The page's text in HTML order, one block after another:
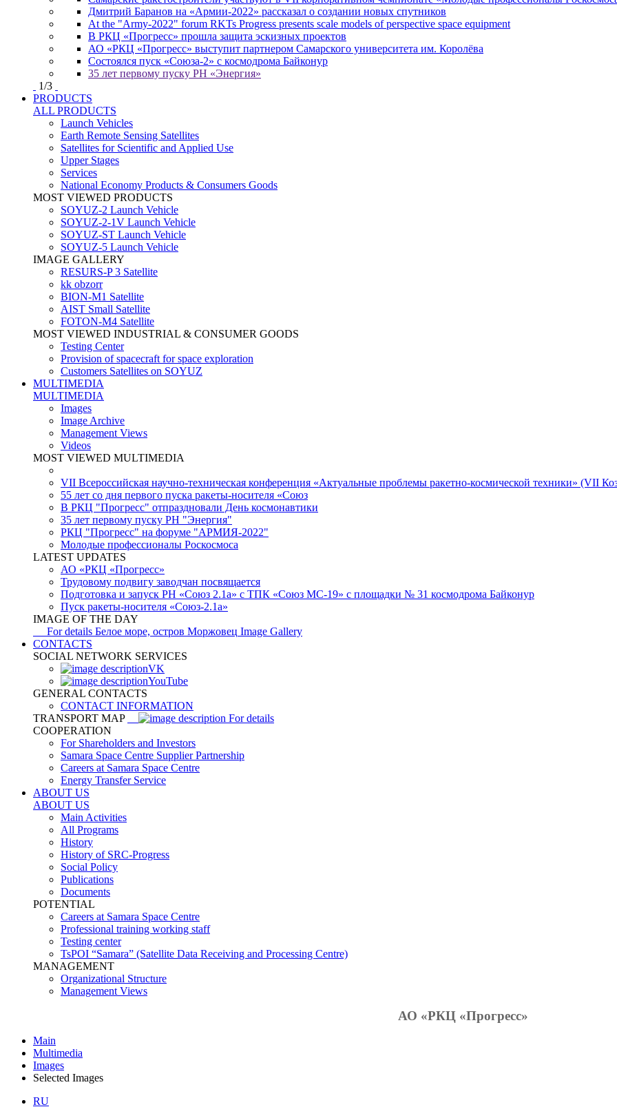
Дмитрий Баранов на «Армии-2022» рассказал о создании новых спутников
At the "Army-2022" forum RKTs Progress presents scale models of perspective space equipment
В РКЦ «Прогресс» прошла защита эскизных проектов
АО «РКЦ «Прогресс» выступит партнером Самарского университета им. Королёва
Состоялся пуск «Союза-2» с космодрома Байконур
35 лет первому пуску РН «Энергия»
1/3
PRODUCTS
ALL PRODUCTS
Launch Vehicles
Earth Remote Sensing Satellites
Satellites for Scientific and Applied Use
Upper Stages
Services
National Economy Products & Consumers Goods
MOST VIEWED PRODUCTS
SOYUZ-2 Launch Vehicle
SOYUZ-2-1V Launch Vehicle
SOYUZ-ST Launch Vehicle
SOYUZ-5 Launch Vehicle
IMAGE GALLERY
RESURS-P 3 Satellite
kk obzorr
BION-M1 Satellite
AIST Small Satellite
FOTON-M4 Satellite
MOST VIEWED INDUSTRIAL & CONSUMER GOODS
Testing Center
Provision of spacecraft for space exploration
Customers Satellites on SOYUZ
MULTIMEDIA
MULTIMEDIA
Images
Image Archive
Management Views
Videos
MOST VIEWED MULTIMEDIA
VII Всероссийская научно-техническая конференция «Актуальные проблемы ракетно-космической техники» (VII
55 лет со дня первого пуска ракеты-носителя «Союз
В РКЦ "Прогресс" отпраздновали День космонавтики
35 лет первому пуску РН "Энергия"
РКЦ "Прогресс" на форуме "АРМИЯ-2022"
Молодые профессионалы Роскосмоса
LATEST UPDATES
АО «РКЦ «Прогресс»
Трудовому подвигу заводчан посвящается
Подготовка и запуск РН «Союз 2.1а» с ТПК «Союз МС-19» с площадки № 31 космодрома Байконур
Пуск ракеты-носителя «Союз-2.1а»
IMAGE OF THE DAY
For details Белое море, остров Моржовец Image Gallery
CONTACTS
SOCIAL NETWORK SERVICES
VK
YouTube
GENERAL CONTACTS
CONTACT INFORMATION
TRANSPORT MAP
For details
COOPERATION
For Shareholders and Investors
Samara Space Centre Supplier Partnership
Careers at Samara Space Centre
Energy Transfer Service
ABOUT US
ABOUT US
Main Activities
All Programs
History
History of SRC-Progress
Social Policy
Publications
Documents
POTENTIAL
Careers at Samara Space Centre
Professional training working staff
Testing center
TsPOI “Samara” (Satellite Data Receiving and Processing Centre)
MANAGEMENT
Organizational Structure
Management Views
АО «РКЦ «Прогресс»
Main
Multimedia
Images
Selected Images
RU